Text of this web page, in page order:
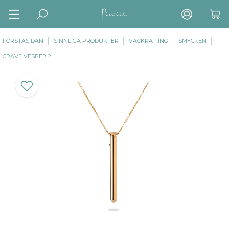
FÖRSTASIDAN SINNLIGA PRODUKTER VACKRA TING SMYCKEN
CRAVE VESPER 2